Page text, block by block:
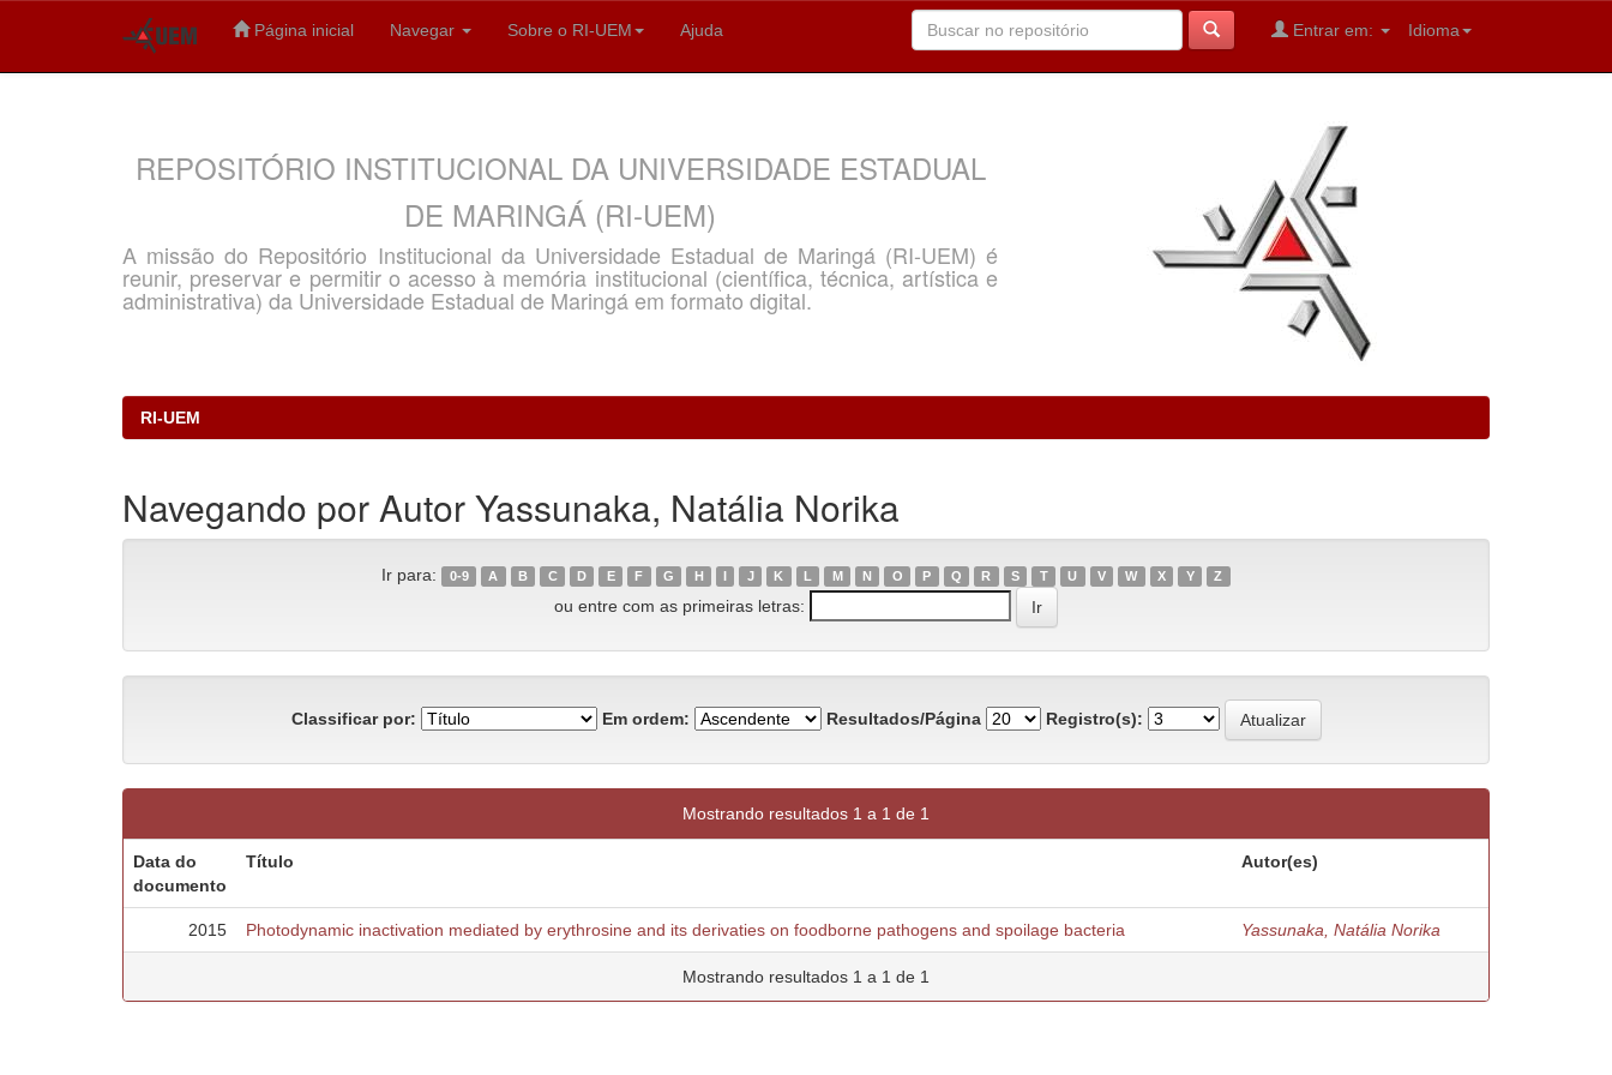
Página inicial Navegar Sobre o RI-UEM Ajuda Idioma
Entrar em:
REPOSITÓRIO INSTITUCIONAL DA UNIVERSIDADE ESTADUAL
DE MARINGÁ (RI-UEM)
A missão do Repositório Institucional da Universidade Estadual de Maringá (RI-UEM) é
reunir, preservar e permitir o acesso à memória institucional (científica, técnica, artística e
administrativa) da Universidade Estadual de Maringá em formato digital.
RI-UEM
Navegando por Autor Yassunaka, Natália Norika
Ir para: 0-9 A B C D E F G H I J K L M N O P Q R S T U V W X Y Z
ou entre com as primeiras letras:
Classificar por: Em ordem: Resultados/Página Registro(s):
Mostrando resultados 1 a 1 de 1
Data do
documento
Título Autor(es)
2015 Photodynamic inactivation mediated by erythrosine and its derivaties on foodborne pathogens and spoilage bacteria Yassunaka, Natália Norika
Mostrando resultados 1 a 1 de 1